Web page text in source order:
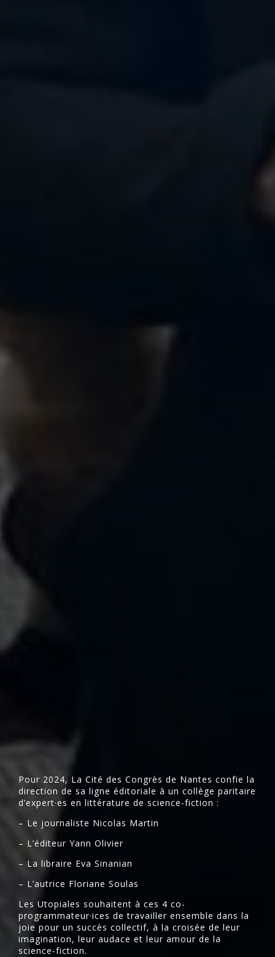
Pour 2024, La Cité des Congrès de Nantes confie la
direction de sa ligne éditoriale à un collège paritaire
d’expert·es en littérature de science-fiction :
– Le journaliste Nicolas Martin
– L’éditeur Yann Olivier
– La libraire Eva Sinanian
– L’autrice Floriane Soulas
Les Utopiales souhaitent à ces 4 co-
programmateur·ices de travailler ensemble dans la
joie pour un succès collectif, à la croisée de leur
imagination, leur audace et leur amour de la
science-fiction.